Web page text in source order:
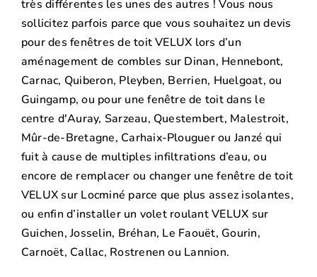
très différentes les unes des autres ! Vous nous
sollicitez parfois parce que vous souhaitez un devis
pour des fenêtres de toit VELUX lors d’un
aménagement de combles sur Dinan, Hennebont,
Carnac, Quiberon, Pleyben, Berrien, Huelgoat, ou
Guingamp, ou pour une fenêtre de toit dans le
centre d'Auray, Sarzeau, Questembert, Malestroit,
Mûr-de-Bretagne, Carhaix-Plouguer ou Janzé qui
fuit à cause de multiples infiltrations d’eau, ou
encore de remplacer ou changer une fenêtre de toit
VELUX sur Locminé parce que plus assez isolantes,
ou enfin d’installer un volet roulant VELUX sur
Guichen, Josselin, Bréhan, Le Faouët, Gourin,
Carnoët, Callac, Rostrenen ou Lannion.